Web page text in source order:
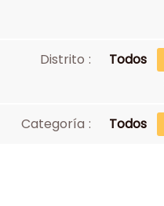
Distrito : Todos
Categoría : Todos